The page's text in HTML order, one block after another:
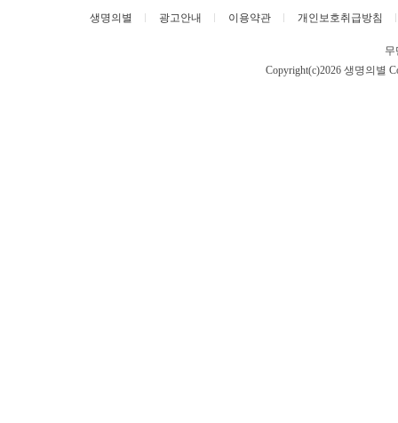
생명의별 광고안내 이용약관 개인보호취급방침
무
Copyright(c)2026 생명의별